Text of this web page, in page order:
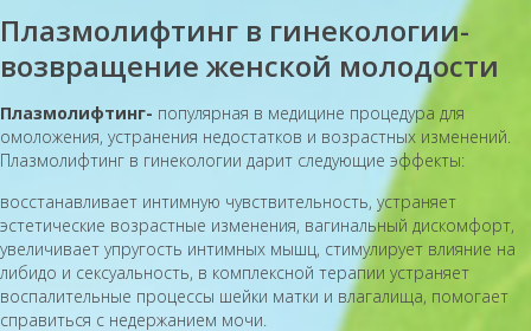
Плазмолифтинг в гинекологии-
возвращение женской молодости
Плазмолифтинг- популярная в медицине процедура для
омоложения, устранения недостатков и возрастных изменений.
Плазмолифтинг в гинекологии дарит следующие эффекты:
восстанавливает интимную чувствительность, устраняет
эстетические возрастные изменения, вагинальный дискомфорт,
увеличивает упругость интимных мышц, стимулирует влияние на
либидо и сексуальность, в комплексной терапии устраняет
воспалительные процессы шейки матки и влагалища, помогает
справиться с недержанием мочи.